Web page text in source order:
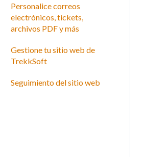
Personalice correos
electrónicos, tickets,
archivos PDF y más
Gestione tu sitio web de
TrekkSoft
Seguimiento del sitio web